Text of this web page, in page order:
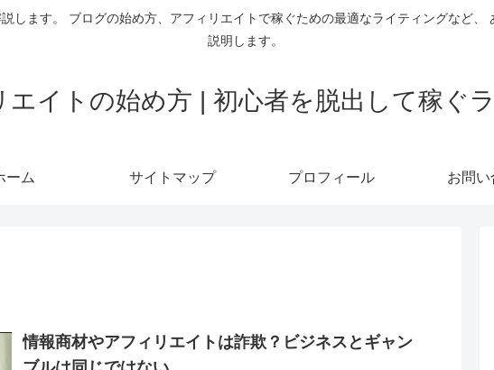
します。 ブログの始め方、アフィリエイトで稼ぐための最適なライティングなど、
説明します。
エイトの始め方 | 初心者を脱出して稼ぐ
ーム サイトマップ プロフィール お問
情報商材やアフィリエイトは詐欺？ビジネスとギャン